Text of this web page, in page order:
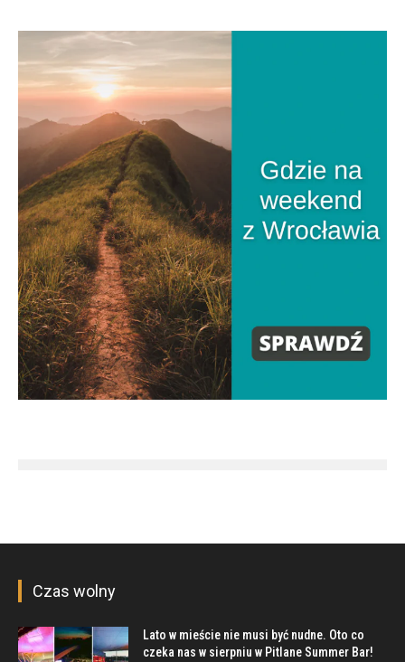
Czas wolny
Lato w mieście nie musi być nudne. Oto co
czeka nas w sierpniu w Pitlane Summer Bar!